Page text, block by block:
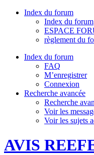
Index du forum
Index du forum
ESPACE
règlement du
Index du forum
FAQ
M’enregistrer
Connexion
Recherche avancée
Recherche
Voir les
Voir les sujets
AVIS